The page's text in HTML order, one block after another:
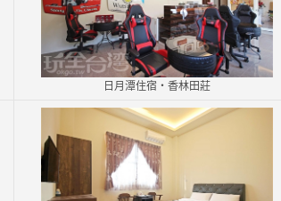
日月潭住宿‧香林田莊